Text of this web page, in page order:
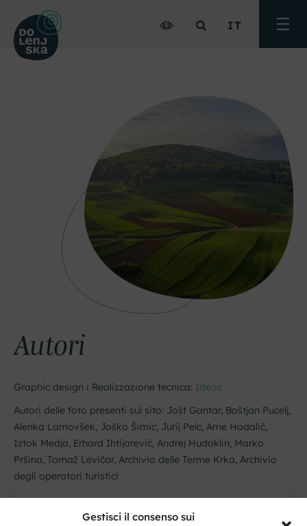
Gestisci il consenso sui
IT
Autori
Graphic design i Realizzazione tecnica: Ideaz
Autori delle foto presenti sul sito: Jošt Gantar, Boštjan Pucelj,
Alenka Lamovšek, Joško Šimic, Jurij Pelc, Arne Hodalič,
Iztok Medja, Erhard Ihtijarević, Andrej Hudoklin, Marko
Pršina, Tomaž Levičar, Archivio delle Terme Krka, Archivio
degli operatori turistici